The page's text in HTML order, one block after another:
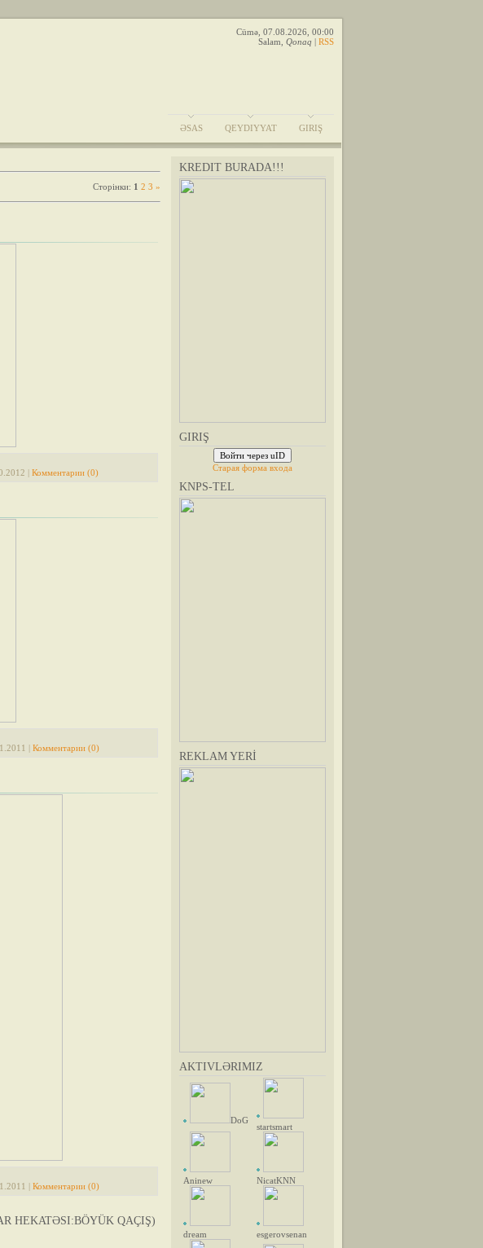
Cümə, 07.08.2026, 00:00
Salam Qonaq | RSS
ƏSAS QEYDIYYAT GIRIŞ
KREDIT BURADA!!!
GIRIŞ
Войти через uID
Старая форма входа
KNPS-TEL
REKLAM YERİ
AKTIVLƏRIMIZ
DoG
startsmart
Aninew NicatKNN
dream esgerovsenan
Сторінки: 1 2 3 »
| Комментарии (0)
| Комментарии (0)
| Комментарии (0)
QAÇIŞ)